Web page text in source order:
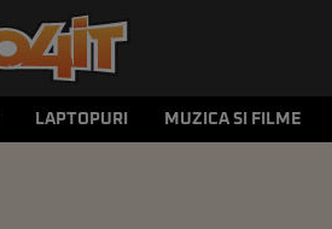
LAPTOPURI MUZICA SI FILME